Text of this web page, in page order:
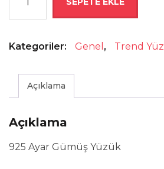
1.850,00 ₺.
Taşlı
Gümüş
adet
Kategoriler: Genel , Trend
Açıklama
Açıklama
925 Ayar Gümüş Yüzük